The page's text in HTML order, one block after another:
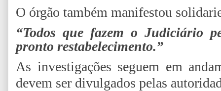
O órgão também manifestou
“Todos que fazem o Judiciário
pronto restabelecimento.”
As investigações seguem em
devem ser divulgados pelas